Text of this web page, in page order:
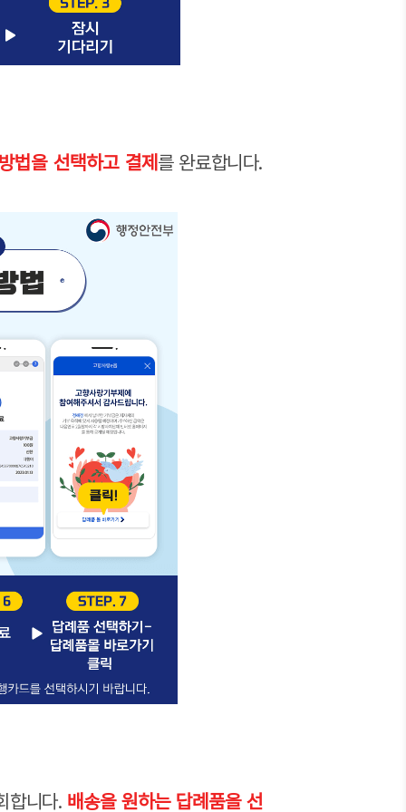
법을 선택하고 결제 를 완료합니다.
합니다. 배송을 원하는 답례품을 선